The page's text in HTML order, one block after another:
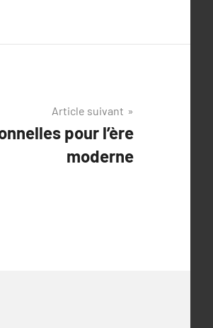
Article suivant
pour l’ère
moderne